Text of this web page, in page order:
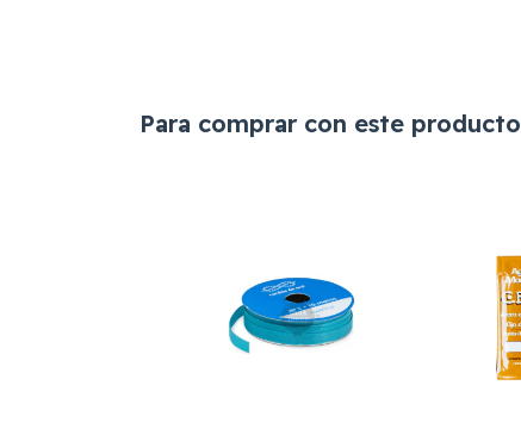
Para comprar con este producto